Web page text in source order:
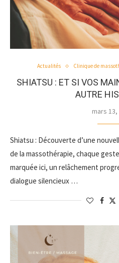
Actualités Clinique de
SHIATSU : ET SI VOS
AUTRE
mars 13,
Shiatsu : Découverte d’une
de la massothérapie, chaque
marquée ici, un relâchement
dialogue silencieux …